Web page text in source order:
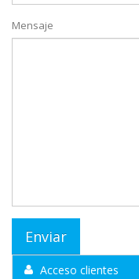
Mensaje
Acceso clientes